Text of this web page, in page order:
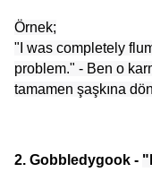
Örnek;
"I was completely
problem." - Ben o
tamamen şaşkına
2. Gobbledygook -